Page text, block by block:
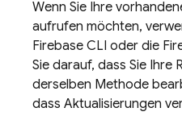
Wenn Sie Ihre
aufrufen möchten,
Firebase CLI oder die
Sie darauf, dass Sie Ihre
derselben Methode
dass Aktualisierungen